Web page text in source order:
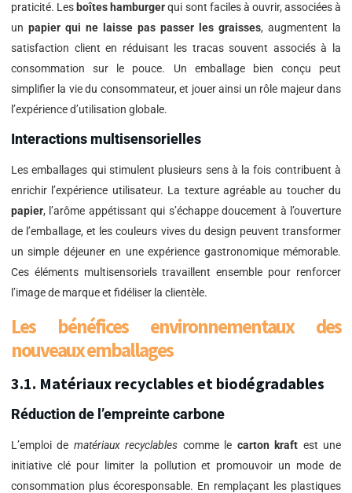
praticité. Les boîtes hamburgerqui sont faciles à ouvrir, associées à
un papier qui ne laisse pas passer les graisses, augmentent la
satisfaction client en réduisant les tracas souvent associés à la
consommation sur le pouce. Un emballage bien conçu peut
simplifier la vie du consommateur, et jouer ainsi un rôle majeur dans
l’expérience d’utilisation globale.
Interactions multisensorielles
Les emballages qui stimulent plusieurs sens à la fois contribuent à
enrichir l’expérience utilisateur. La texture agréable au toucher du
papier, l’arôme appétissant qui s’échappe doucement à l’ouverture
de l’emballage, et les couleurs vives du design peuvent transformer
un simple déjeuner en une expérience gastronomique mémorable.
Ces éléments multisensoriels travaillent ensemble pour renforcer
l’image de marque et fidéliser la clientèle.
Les bénéfices environnementaux des
nouveaux emballages
3.1. Matériaux recyclables et biodégradables
Réduction de l’empreinte carbone
L’emploi de matériaux recyclables comme le carton kraft est une
initiative clé pour limiter la pollution et promouvoir un mode de
consommation plus écoresponsable. En remplaçant les plastiques